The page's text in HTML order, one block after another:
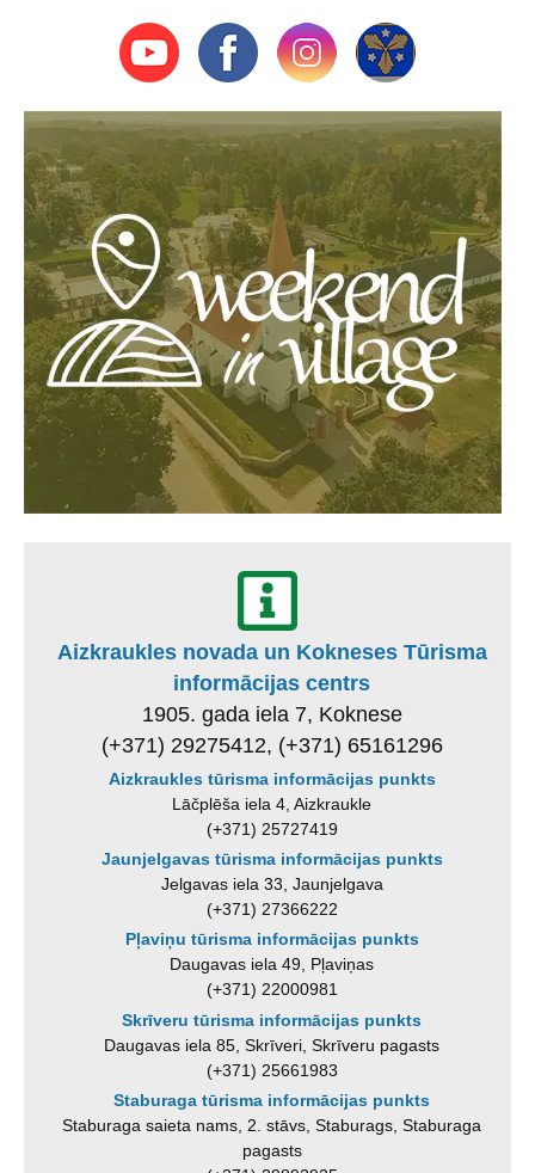
Aizkraukles novada un Kokneses Tūrisma
informācijas centrs
1905. gada iela 7, Koknese
(+371) 29275412, (+371) 65161296
Aizkraukles tūrisma informācijas punkts
Lāčplēša iela 4, Aizkraukle
(+371) 25727419
Jaunjelgavas tūrisma informācijas punkts
Jelgavas iela 33, Jaunjelgava
(+371) 27366222
Pļaviņu tūrisma informācijas punkts
Daugavas iela 49, Pļaviņas
(+371) 22000981
Skrīveru tūrisma informācijas punkts
Daugavas iela 85, Skrīveri, Skrīveru pagasts
(+371) 25661983
Staburaga tūrisma informācijas punkts
Staburaga saieta nams, 2. stāvs, Staburags, Staburaga
pagasts